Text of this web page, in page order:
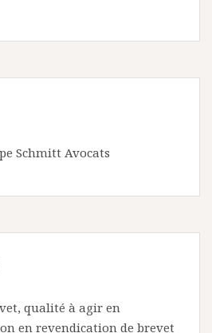
Schmitt Avocats
qualité à agir en
en revendication de brevet